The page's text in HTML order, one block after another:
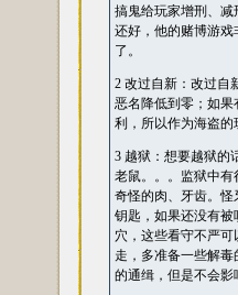
搞鬼给玩家增刑、
还好，他的赌博游
了。
2 改过自新：改过自
恶名降低到零；如
利，所以作为海盗
3 越狱：想要越狱的
老鼠。。。监狱中
奇怪的肉、牙齿。
钥匙，如果还没有
穴，这些看守不严
走，多准备一些解
的通缉，但是不会